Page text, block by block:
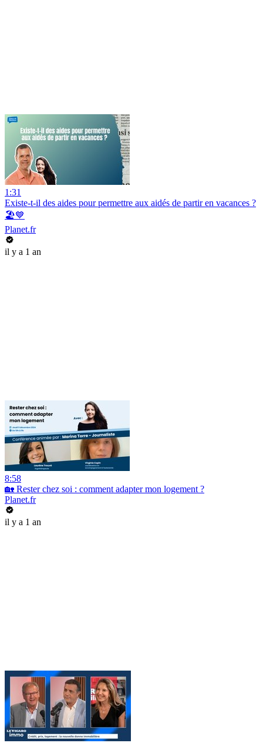
1:31
Existe-t-il des aides pour permettre aux aidés de partir en vacances ?
🏖️💙
Planet.fr
il y a 1 an
8:58
🏡 Rester chez soi : comment adapter mon logement ?
Planet.fr
il y a 1 an